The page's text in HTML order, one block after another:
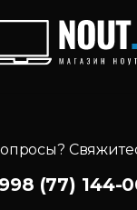
(77) 144-